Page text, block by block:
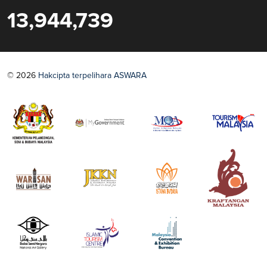
13,944,739
© 2026 Hakcipta terpelihara ASWARA